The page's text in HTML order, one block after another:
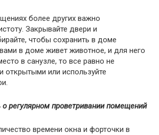
более других важно
Закрывайте двери и
чтобы сохранить в доме
в доме живет животное, и для него
в санузле, то все равно не
открытыми или используйте
регулярном проветривании помещений
времени окна и форточки в